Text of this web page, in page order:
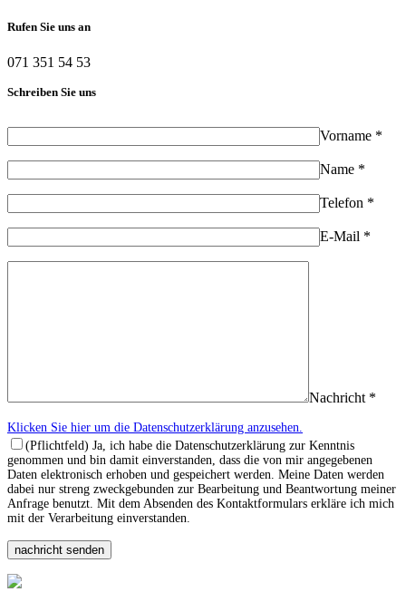
Rufen Sie uns an
071 351 54 53
Schreiben Sie uns
Vorname *
Name *
Telefon *
E-Mail *
Nachricht *
Klicken Sie hier um die Datenschutzerklärung anzusehen.
(Pflichtfeld) Ja, ich habe die Datenschutzerklärung zur Kenntnis
genommen und bin damit einverstanden, dass die von mir angegebenen
Daten elektronisch erhoben und gespeichert werden. Meine Daten werden
dabei nur streng zweckgebunden zur Bearbeitung und Beantwortung meiner
Anfrage benutzt. Mit dem Absenden des Kontaktformulars erkläre ich mich
mit der Verarbeitung einverstanden.